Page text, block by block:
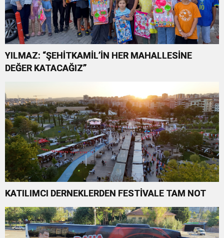
YILMAZ: “ŞEHİTKAMİL’İN HER MAHALLESİNE
DEĞER KATACAĞIZ”
KATILIMCI DERNEKLERDEN FESTİVALE TAM NOT